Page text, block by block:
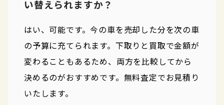
い替えられますか？
はい、可能です。今の車を売却した分を次の車
の予算に充てられます。下取りと買取で金額が
変わることもあるため、両方を比較してから
決めるのがおすすめです。無料査定でお見積り
いたします。